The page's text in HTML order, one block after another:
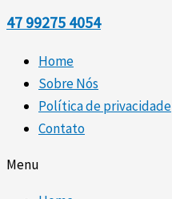
47 99275 4054
Home
Sobre Nós
Política de privacidade
Contato
Menu